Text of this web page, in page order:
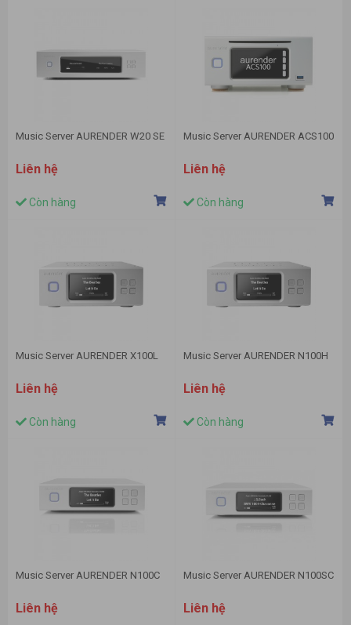
Music Server AURENDER W20 SE
Liên hệ
Còn hàng
Music Server AURENDER ACS100
Liên hệ
Còn hàng
Music Server AURENDER X100L
Liên hệ
Còn hàng
Music Server AURENDER N100H
Liên hệ
Còn hàng
Music Server AURENDER N100C
Liên hệ
Music Server AURENDER N100SC
Liên hệ